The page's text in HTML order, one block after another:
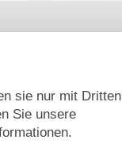
sie nur mit
Sie unsere